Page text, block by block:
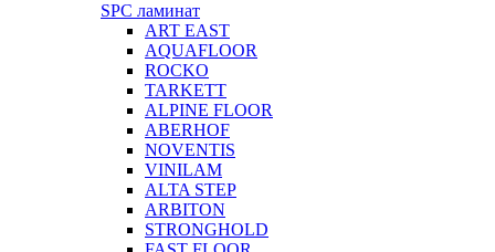
SPC ламинат
ART EAST
AQUAFLOOR
ROCKO
TARKETT
ALPINE FLOOR
ABERHOF
NOVENTIS
VINILAM
ALTA STEP
ARBITON
STRONGHOLD